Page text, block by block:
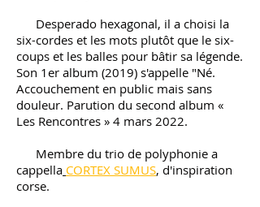
Desperado hexagonal, il a choisi la
six-cordes et les mots plutôt que le six-
coups et les balles pour bâtir sa légende.
Son 1er album (2019) s'appelle "Né.
Accouchement en public mais sans
douleur. Parution du second album «
Les Rencontres » 4 mars 2022.
Membre du trio de polyphonie a
cappella CORTEX SUMUS, d'inspiration
corse.